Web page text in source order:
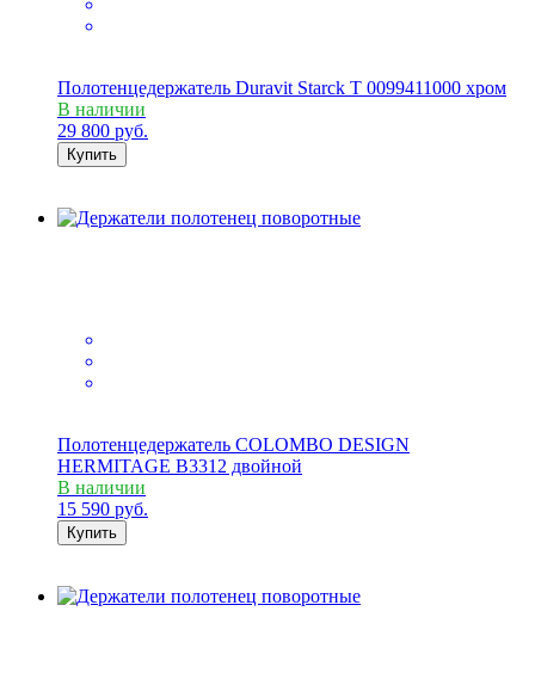
Полотенцедержатель Duravit Starck T 0099411000 хром
В наличии
29 800 руб.
Купить
Полотенцедержатель COLOMBO DESIGN
HERMITAGE B3312 двойной
В наличии
15 590 руб.
Купить